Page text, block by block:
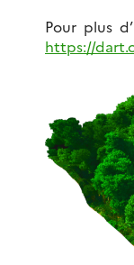
Pour plus
https://